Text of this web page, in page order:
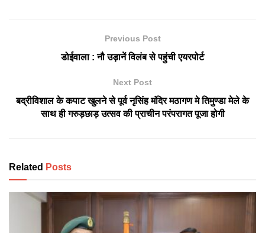
Previous Post
डोईवाला : नौ उड़ानें विलंब से पहुंची एयरपोर्ट
Next Post
बद्रीविशाल के कपाट खुलने से पूर्व नृसिंह मंदिर मठागण मे तिमुण्डा मेले के
साथ ही गरुड़छाड़ उत्सव की प्राचीन परंपरागत पूजा होगी
Related Posts